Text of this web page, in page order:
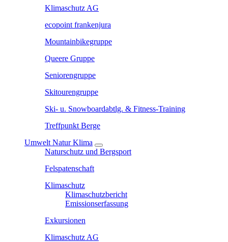
Klimaschutz AG
ecopoint frankenjura
Mountainbikegruppe
Queere Gruppe
Seniorengruppe
Skitourengruppe
Ski- u. Snowboardabtlg. & Fitness-Training
Treffpunkt Berge
Umwelt Natur Klima
Naturschutz und Bergsport
Felspatenschaft
Klimaschutz
Klimaschutzbericht
Emissionserfassung
Exkursionen
Klimaschutz AG